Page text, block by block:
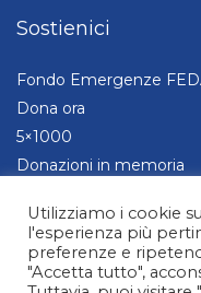
Sostienici
Fondo Emergenze
Dona ora
5×1000
Donazioni in memoria
Utilizziamo i cookie
l'esperienza più
preferenze e
"Accetta tutto",